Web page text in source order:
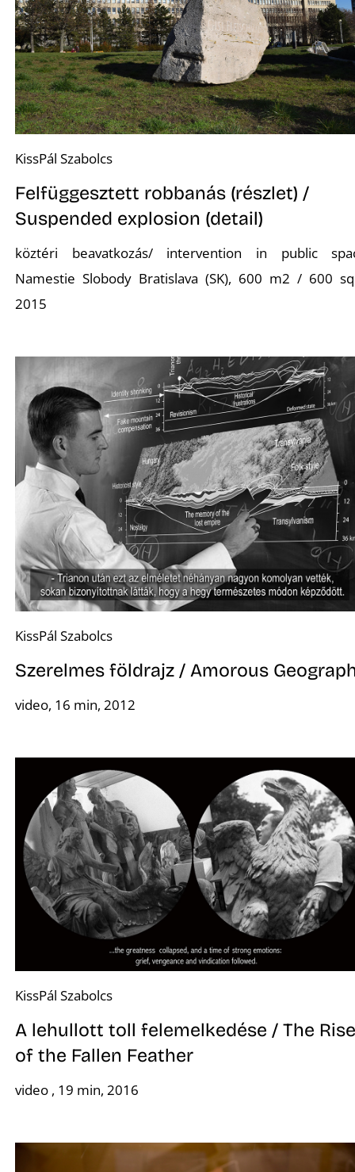
KissPál Szabolcs
Felfüggesztett robbanás (részlet) /
Suspended explosion (detail)
köztéri beavatkozás/ intervention in public
Namestie Slobody Bratislava (SK), 600 m2 / 600
2015
KissPál Szabolcs
Szerelmes földrajz / Amorous
video, 16 min, 2012
KissPál Szabolcs
A lehullott toll felemelkedése / The
of the Fallen Feather
video , 19 min, 2016